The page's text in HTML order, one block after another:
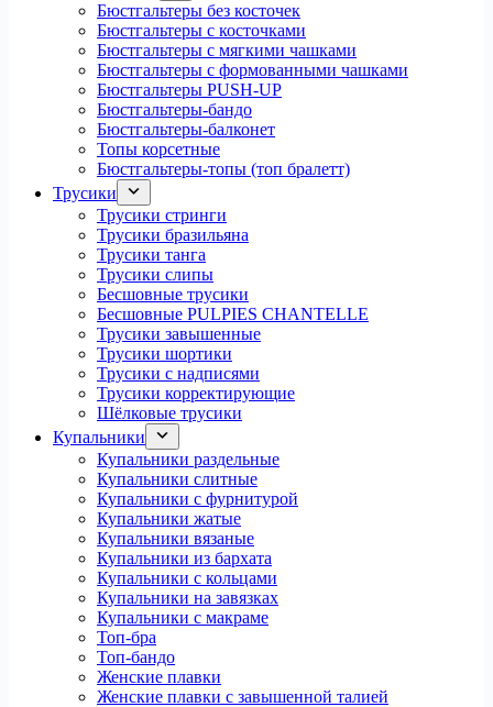
Бюстгальтеры без косточек
Бюстгальтеры с косточками
Бюстгальтеры с мягкими чашками
Бюстгальтеры с формованными чашками
Бюстгальтеры PUSH-UP
Бюстгальтеры-бандо
Бюстгальтеры-балконет
Топы корсетные
Бюстгальтеры-топы (топ бралетт)
Трусики
Трусики стринги
Трусики бразильяна
Трусики танга
Трусики слипы
Бесшовные трусики
Бесшовные PULPIES CHANTELLE
Трусики завышенные
Трусики шортики
Трусики с надписями
Трусики корректирующие
Шёлковые трусики
Купальники
Купальники раздельные
Купальники слитные
Купальники с фурнитурой
Купальники жатые
Купальники вязаные
Купальники из бархата
Купальники с кольцами
Купальники на завязках
Купальники с макраме
Топ-бра
Топ-бандо
Женские плавки
Женские плавки с завышенной талией